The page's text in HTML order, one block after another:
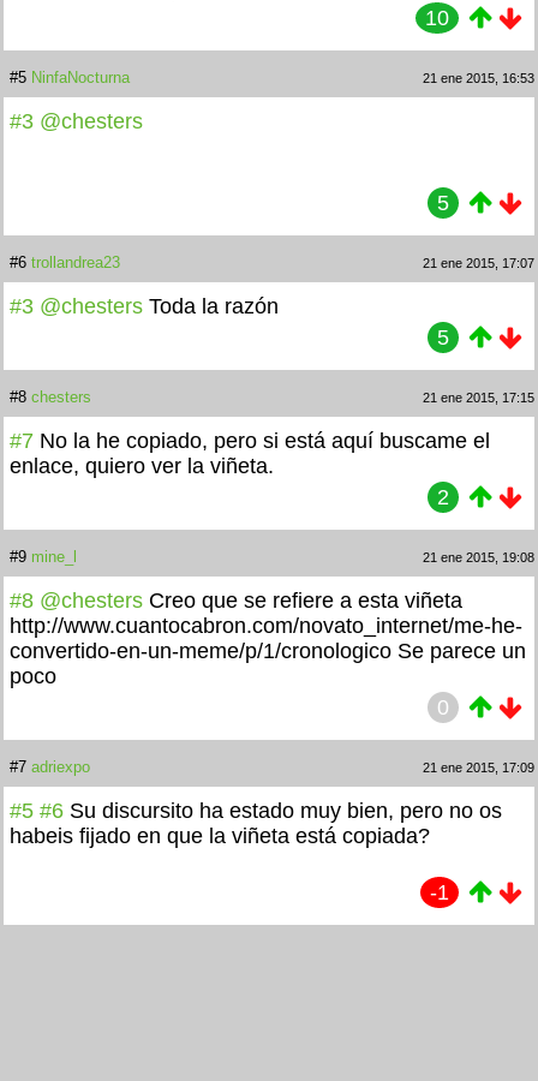
10
#5 NinfaNocturna 21 ene 2015, 16:53
#3 @chesters
5
#6 trollandrea23 21 ene 2015, 17:07
#3 @chesters Toda la razón
5
#8 chesters 21 ene 2015, 17:15
#7 No la he copiado, pero si está aquí buscame el
enlace, quiero ver la viñeta.
2
#9 mine_l 21 ene 2015, 19:08
#8 @chesters Creo que se refiere a esta viñeta
http://www.cuantocabron.com/novato_internet/me-he-
convertido-en-un-meme/p/1/cronologico Se parece un
poco
0
#7 adriexpo 21 ene 2015, 17:09
#5 #6 Su discursito ha estado muy bien, pero no os
habeis fijado en que la viñeta está copiada?
-1